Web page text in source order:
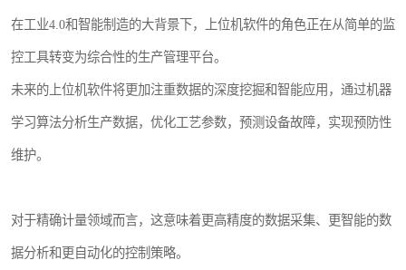
在工业4.0和智能制造的大背景下，上位机软件的角色正在从简单的监
控工具转变为综合性的生产管理平台。
未来的上位机软件将更加注重数据的深度挖掘和智能应用，通过机器
学习算法分析生产数据，优化工艺参数，预测设备故障，实现预防性
维护。
对于精确计量领域而言，这意味着更高精度的数据采集、更智能的数
据分析和更自动化的控制策略。